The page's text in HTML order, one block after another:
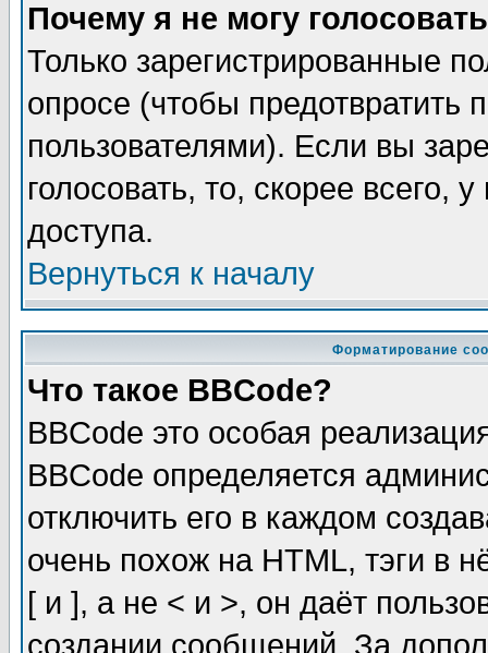
Почему я не могу
Только зарегистрированные
опросе (чтобы предотвратить
пользователями). Если вы
голосовать, то, скорее всего,
доступа.
Вернуться к началу
Форматирование
Что такое BBCode?
BBCode это особая
BBCode определяется
отключить его в каждом
очень похож на HTML, тэги в
[ и ], а не < и >, он даёт
создании сообщений. За